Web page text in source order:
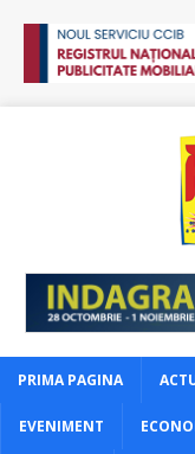
PRIMA PAGINA
EVENIMENT